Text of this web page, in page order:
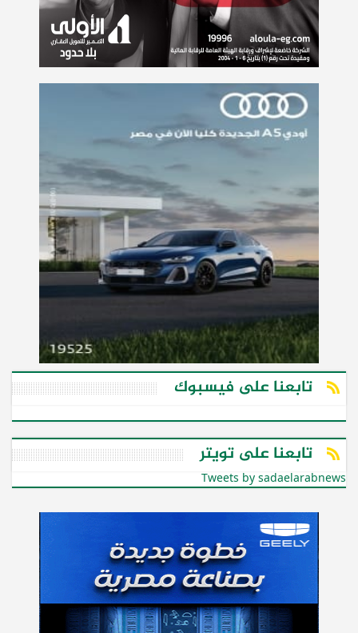
تابعنا على فيسبوك
تابعنا على تويتر
Tweets by sadaelarabnews